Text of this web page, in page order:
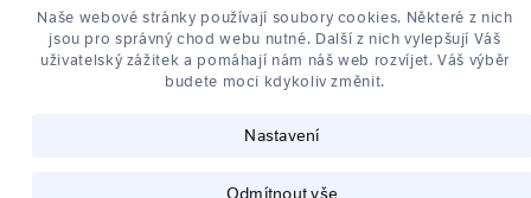
Nenechte si uniknout nic důležitého
Přihlaste se k odběru novinek
Naše webové stránky používají soubory cookies. Některé z nich
jsou pro správný chod webu nutné. Další z nich vylepšují Váš
uživatelský zážitek a pomáhají nám náš web rozvíjet. Váš výběr
budete moci kdykoliv změnit.
Nastavení
Odmítnout vše